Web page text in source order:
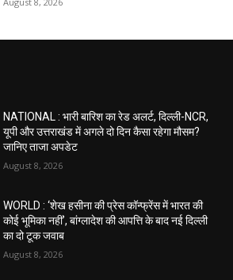
NATIONAL : भारी बारिश का रेड अलर्ट, दिल्ली-NCR,
यूपी और उत्तराखंड में अगले दो दिन कैसा रहेगा मौसम?
जानिए ताजा अपडेट
August 8, 2026
WORLD : ‘शेख हसीना की प्रेस कॉन्फ्रेंस में भारत की
कोई भूमिका नहीं’, बांग्लादेश की आपत्ति के बाद नई दिल्ली
का दो टूक जवाब
August 8, 2026